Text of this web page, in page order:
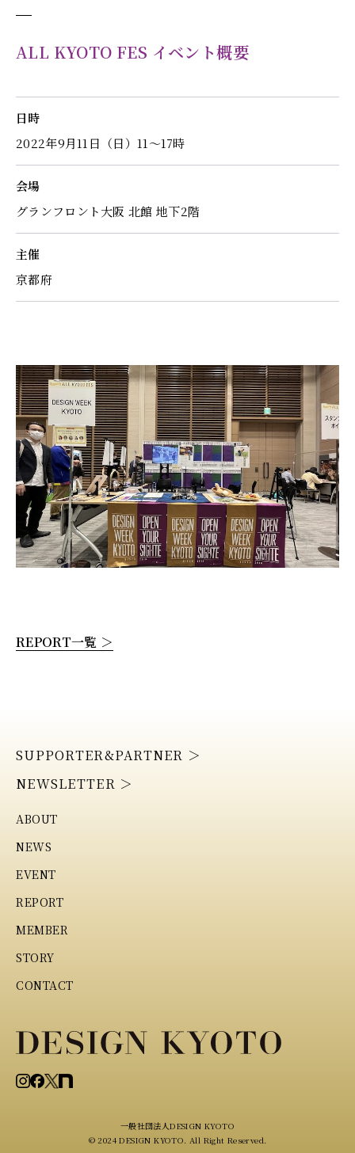
ALL KYOTO FES イベント概要
日時
2022年9月11日（日）11～17時
会場
グランフロント大阪 北館 地下2階
主催
京都府
REPORT一覧 ＞
SUPPORTER&PARTNER ＞
NEWSLETTER ＞
ABOUT
NEWS
EVENT
REPORT
MEMBER
STORY
CONTACT
一般社団法人DESIGN KYOTO
© 2024 DESIGN KYOTO. All Right Reserved.